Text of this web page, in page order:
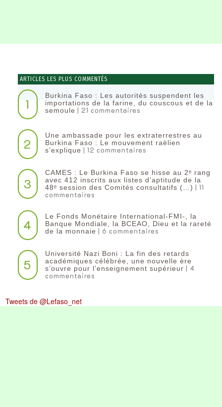
ARTICLES LES PLUS COMMENTÉS
1
Burkina Faso : Les autorités suspendent les
importations de la farine, du couscous et de la
semoule | 21 commentaires
2
Une ambassade pour les extraterrestres au
Burkina Faso : Le mouvement raëlien
s’explique | 12 commentaires
3
CAMES : Le Burkina Faso se hisse au 2ᵉ rang
avec 412 inscrits aux listes d’aptitude de la
48ᵉ session des Comités consultatifs (…) | 11
commentaires
4
Le Fonds Monétaire International-FMI-, la
Banque Mondiale, la BCEAO, Dieu et la rareté
de la monnaie | 6 commentaires
5
Université Nazi Boni : La fin des retards
académiques célébrée, une nouvelle ère
s’ouvre pour l’enseignement supérieur | 4
commentaires
Tweets de @Lefaso_net